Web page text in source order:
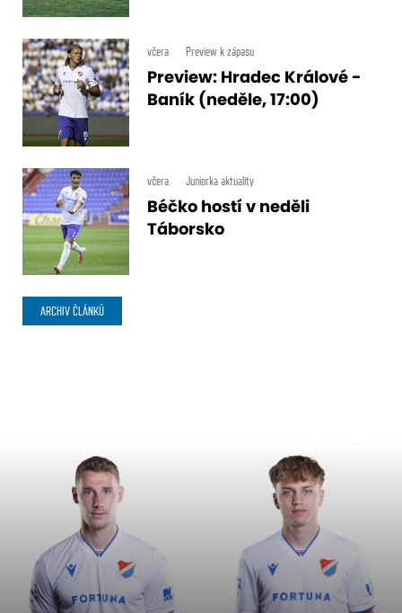
včera Preview k zápasu
Preview: Hradec Králové -
Baník (neděle, 17:00)
včera Juniorka aktuality
Béčko hostí v neděli
Táborsko
ARCHIV ČLÁNKŮ